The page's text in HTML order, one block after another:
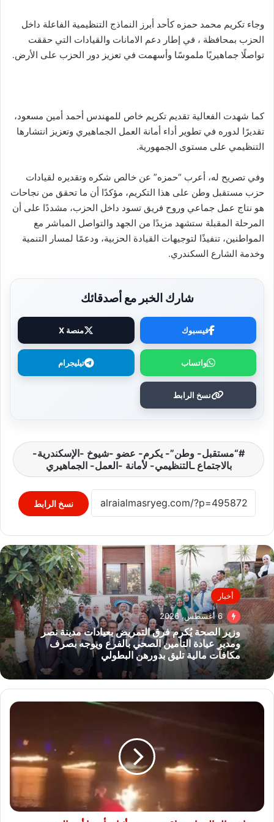
وجاء تكريم محمد حمزه كأحد أبرز النماذج التنظيمية الفاعلة داخل
الحزب بمحافظة ، في إطار دعم الامانات والقيادات التي حققت
تواصلًا جماهيريًا ملموسًا وأسهمت في تعزيز دور الحزب على الأرض.
كما شهدت الفعالية تقديم تكريم خاص للمهندس أحمد أمين مسعود،
تقديرًا لدوره في تطوير أداء أمانة العمل الجماهيري وتعزيز انتشارها
التنظيمي على مستوى الجمهورية.
وفي تصريح له، أعرب “حمزه” عن خالص شكره وتقديره لقيادات
حزب مستقبل وطن على هذا التكريم، مؤكدًا أن ما تحقق من نجاحات
هو نتاج عمل جماعي وروح فريق تسود داخل الحزب، مشددًا على أن
المرحلة المقبلة ستشهد مزيدًا من الجهد والتواصل المباشر مع
المواطنين، تنفيذًا لتوجيهات القيادة الحزبية، ودعمًا لمسار التنمية
وخدمة الشارع السكندري.
شارك الخبر مع أصدقائك
فيسبوك منصة X
واتساب تيليجرام
نسخ الرابط
“مستقبل- وطن”- يكرم- عضو -شيوخ -الإسكندرية-
بالاجتماع ـالتنظيمي- لأمانة -العمل- الجماهيري
نسخ الرابط
أخبار
6 أغسطس، 2026
وزير الصحة يُكرم فرق التمريض بعيادات مدينة نصر
ومدير عيادة التأمين الصحي بالفرع ويوجه بصرف
مكافآت مالية تليق بدورهن البطولي
اشتعال